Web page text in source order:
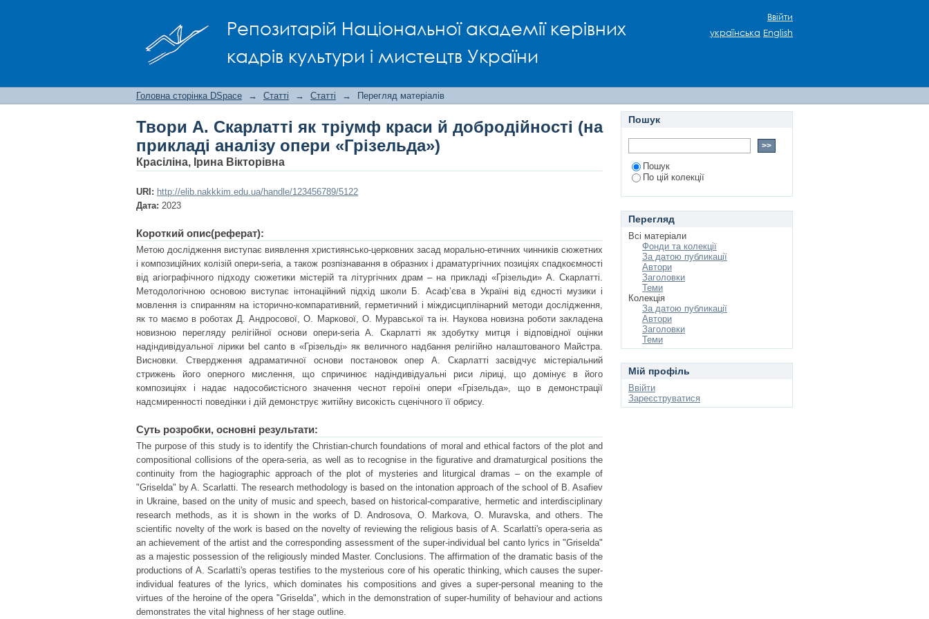
Репозитарій Національної академії керівних
кадрів культури і мистецтв України
Твори А. Скарлатті як тріумф краси й добродійності (на прикладі аналізу
опери «Грізельда»)
Ввійти
українська English
Головна сторінка DSpace → Статті → Статті → Перегляд матеріалів
Твори А. Скарлатті як тріумф краси й добродійності (на
прикладі аналізу опери «Грізельда»)
Красіліна, Ірина Вікторівна
URI: http://elib.nakkkim.edu.ua/handle/123456789/5122
Дата: 2023
Короткий опис(реферат):
Метою дослідження виступає виявлення християнсько-церковних засад морально-етичних чинників сюжетних
і композиційних колізій опери-seria, а також розпізнавання в образних і драматургічних позиціях спадкоємності
від агіографічного підходу сюжетики містерій та літургічних драм – на прикладі «Грізельди» А. Скарлатті.
Методологічною основою виступає інтонаційний підхід школи Б. Асаф’єва в Україні від єдності музики і
мовлення із спиранням на історично-компаративний, герметичний і міждисциплінарний методи дослідження,
як то маємо в роботах Д. Андросової, О. Маркової, О. Муравської та ін. Наукова новизна роботи закладена
новизною перегляду релігійної основи опери-seria А. Скарлатті як здобутку митця і відповідної оцінки
надіндивідуальної лірики bel canto в «Грізельді» як величного надбання релігійно налаштованого Майстра.
Висновки. Ствердження адраматичної основи постановок опер А. Скарлатті засвідчує містеріальний
стрижень його оперного мислення, що спричинює надіндивідуальні риси ліриці, що домінує в його
композиціях і надає надособистісного значення чеснот героїні опери «Грізельда», що в демонстрації
надсмиренності поведінки і дій демонструє житійну високість сценічного її обрису.
Суть розробки, основні результати:
The purpose of this study is to identify the Christian-church foundations of moral and ethical factors of the plot and
compositional collisions of the opera-seria, as well as to recognise in the figurative and dramaturgical positions the
continuity from the hagiographic approach of the plot of mysteries and liturgical dramas – on the example of
"Griselda" by A. Scarlatti. The research methodology is based on the intonation approach of the school of B. Asafiev
in Ukraine, based on the unity of music and speech, based on historical-comparative, hermetic and interdisciplinary
research methods, as it is shown in the works of D. Androsova, O. Markova, O. Muravska, and others. The
scientific novelty of the work is based on the novelty of reviewing the religious basis of A. Scarlatti's opera-seria as
an achievement of the artist and the corresponding assessment of the super-individual bel canto lyrics in "Griselda"
as a majestic possession of the religiously minded Master. Conclusions. The affirmation of the dramatic basis of the
productions of A. Scarlatti's operas testifies to the mysterious core of his operatic thinking, which causes the super-
individual features of the lyrics, which dominates his compositions and gives a super-personal meaning to the
virtues of the heroine of the opera "Griselda", which in the demonstration of super-humility of behaviour and actions
demonstrates the vital highness of her stage outline.
Пошук
Пошук
По цій колекції
Перегляд
Всі матеріали
Фонди та колекції
За датою публикації
Автори
Заголовки
Теми
Колекція
За датою публикації
Автори
Заголовки
Теми
Мій профіль
Ввійти
Зареєструватися